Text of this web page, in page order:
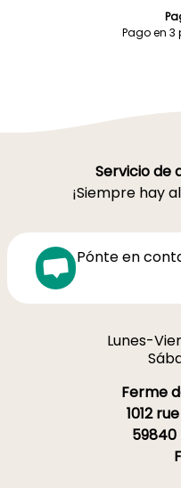
Pago en 3
Servicio de
¡Siempre hay
Pónte en
Lunes-
Ferme
1012
59840